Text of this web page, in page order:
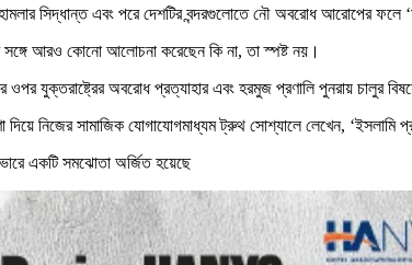
সিদ্ধান্ত এবং পরে দেশটির বন্দরগুলোতে নৌ অবরোধ আরোপের ফলে
সঙ্গে আরও কোনো আলোচনা করেছেন কি না, তা স্পষ্ট নয়।
ওপর যুক্তরাষ্ট্রের অবরোধ প্রত্যাহার এবং হরমুজ প্রণালি পুনরায় চালুর
দিয়ে নিজের সামাজিক যোগাযোগমাধ্যম ট্রুথ সোশ্যালে লেখেন,
একটি সমঝোতা অর্জিত হয়েছে